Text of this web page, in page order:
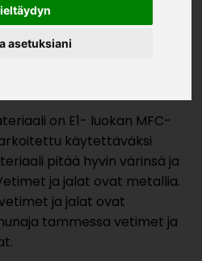
asetuksiani
on E1- luokan MFC-
käytettäväksi
pitää hyvin värinsä ja
ja jalat ovat metallia.
ja jalat ovat
tammessa vetimet ja